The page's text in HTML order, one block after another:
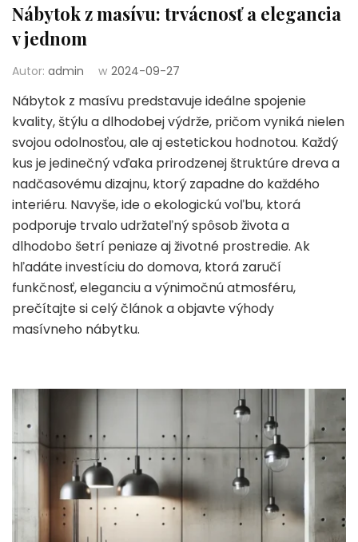
Nábytok z masívu: trvácnosť a elegancia
v jednom
Autor: admin w 2024-09-27
Nábytok z masívu predstavuje ideálne spojenie
kvality, štýlu a dlhodobej výdrže, pričom vyniká nielen
svojou odolnosťou, ale aj estetickou hodnotou. Každý
kus je jedinečný vďaka prirodzenej štruktúre dreva a
nadčasovému dizajnu, ktorý zapadne do každého
interiéru. Navyše, ide o ekologickú voľbu, ktorá
podporuje trvalo udržateľný spôsob života a
dlhodobo šetrí peniaze aj životné prostredie. Ak
hľadáte investíciu do domova, ktorá zaručí
funkčnosť, eleganciu a výnimočnú atmosféru,
prečítajte si celý článok a objavte výhody
masívneho nábytku.